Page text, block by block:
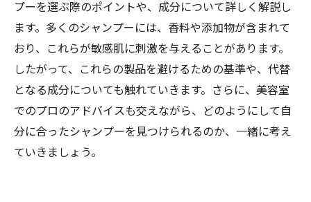
プーを選ぶ際のポイントや、成分について詳しく解説し
ます。多くのシャンプーには、香料や添加物が含まれて
おり、これらが敏感肌に刺激を与えることがあります。
したがって、これらの製品を避けるための基準や、代替
となる成分についても触れていきます。さらに、美容室
でのプロのアドバイスも交えながら、どのようにして自
分に合ったシャンプーを見つけられるのか、一緒に考え
ていきましょう。